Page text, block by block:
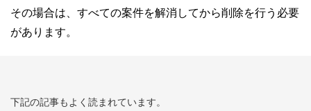
その場合は、すべての案件を解消してから削除を行う必要
があります。
下記の記事もよく読まれています。